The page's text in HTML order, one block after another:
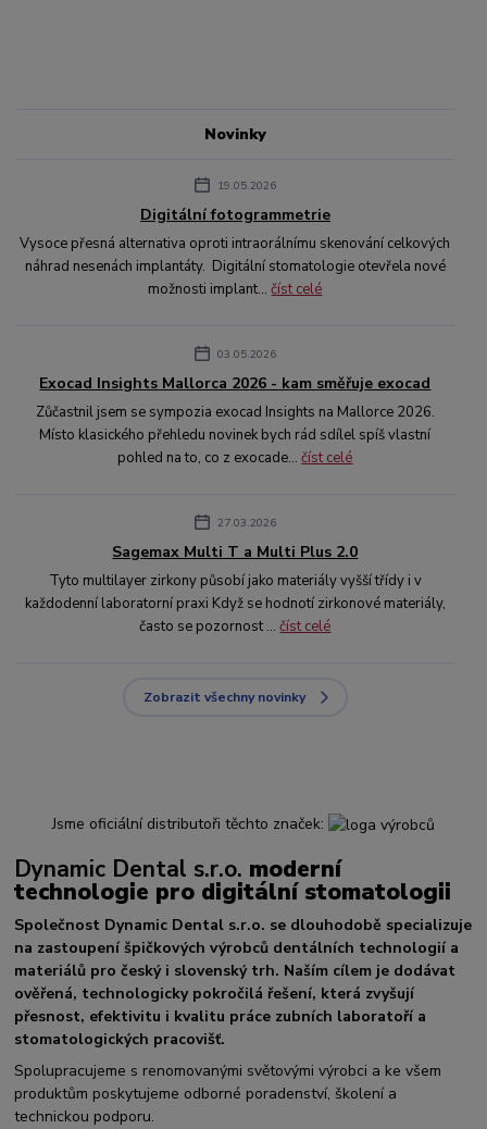
Novinky
19.05.2026
Digitální fotogrammetrie
Vysoce přesná alternativa oproti intraorálnímu skenování celkových
náhrad nesenách implantáty. Digitální stomatologie otevřela nové
možnosti implant...číst celé
03.05.2026
Exocad Insights Mallorca 2026 - kam směřuje exocad
Zůčastnil jsem se sympozia exocad Insights na Mallorce 2026.
Místo klasického přehledu novinek bych rád sdílel spíš vlastní
pohled na to, co z exocade...číst celé
27.03.2026
Sagemax Multi T a Multi Plus 2.0
Tyto multilayer zirkony působí jako materiály vyšší třídy i v
každodenní laboratorní praxi Když se hodnotí zirkonové materiály,
často se pozornost ...číst celé
Zobrazit všechny novinky
Jsme oficiální distributoři těchto značek:
Dynamic Dental s.r.o. moderní
technologie pro digitální stomatologii
Společnost Dynamic Dental s.r.o. se dlouhodobě specializuje
na zastoupení špičkových výrobců dentálních technologií a
materiálů pro český i slovenský trh. Naším cílem je dodávat
ověřená, technologicky pokročilá řešení, která zvyšují
přesnost, efektivitu i kvalitu práce zubních laboratoří a
stomatologických pracovišť.
Spolupracujeme s renomovanými světovými výrobci a ke všem
produktům poskytujeme odborné poradenství, školení a
technickou podporu.